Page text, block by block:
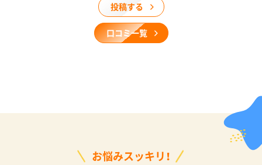
投稿する
口コミ一覧
お悩みスッキリ！